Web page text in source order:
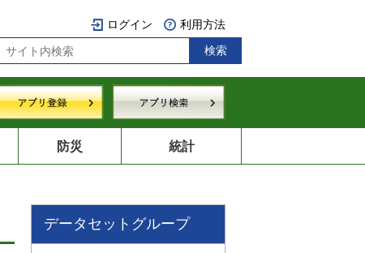
ログイン 利用方法
防災 統計
データセットグループ